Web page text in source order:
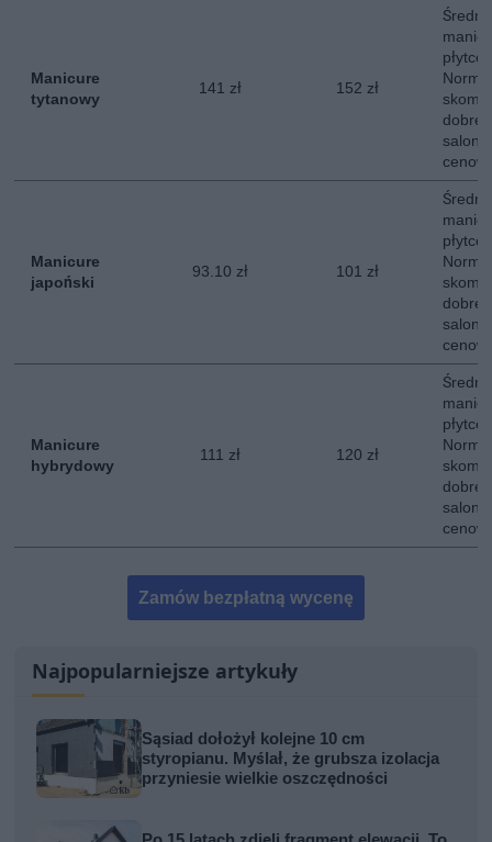
Manicure
tytanowy
141 zł 152 zł
Średni
płytce
dobrej
salon
Manicure
japoński
93.10 zł 101 zł
Średni
płytce
dobrej
salon
Manicure
hybrydowy
111 zł 120 zł
Średni
płytce
dobrej
salon
Zamów bezpłatną wycenę
Najpopularniejsze artykuły
Sąsiad dołożył kolejne 10 cm
styropianu. Myślał, że grubsza izolacja
przyniesie wielkie oszczędności